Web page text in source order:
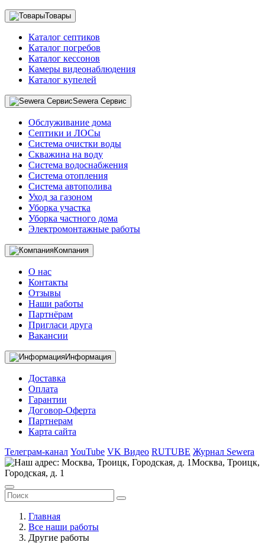
Товары
Каталог септиков
Каталог погребов
Каталог кессонов
Камеры видеонаблюдения
Каталог купелей
Sewera Сервис
Обслуживание дома
Септики и ЛОСы
Система очистки воды
Скважина на воду
Система водоснабжения
Система отопления
Система автополива
Уход за газоном
Уборка участка
Уборка частного дома
Электромонтажные работы
Компания
О нас
Контакты
Отзывы
Наши работы
Партнёрам
Пригласи друга
Вакансии
Информация
Доставка
Оплата
Гарантии
Договор-Оферта
Партнерам
Карта сайта
Телеграм-канал YouTube VK Видео RUTUBE Журнал Sewera
Москва, Троицк,
Городская, д. 1
Главная
Все наши работы
Другие работы